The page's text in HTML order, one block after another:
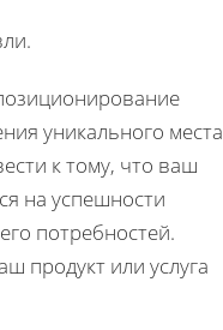
уникального места
к тому, что ваш
на успешности
потребностей.
продукт или услуга